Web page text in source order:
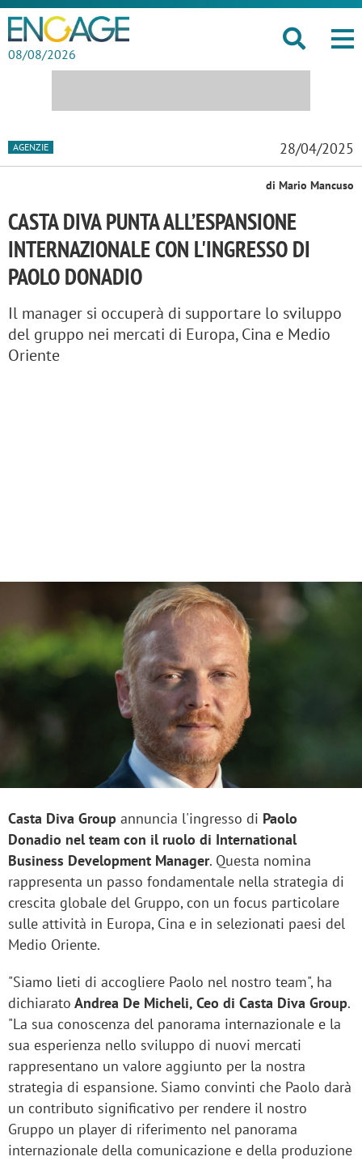
08/08/2026
AGENZIE 28/04/2025
di Mario Mancuso
CASTA DIVA PUNTA ALL’ESPANSIONE
INTERNAZIONALE CON L'INGRESSO DI
PAOLO DONADIO
Il manager si occuperà di supportare lo sviluppo
del gruppo nei mercati di Europa, Cina e Medio
Oriente
Casta Diva Group annuncia l'ingresso di Paolo
Donadio nel team con il ruolo di International
Business Development Manager. Questa nomina
rappresenta un passo fondamentale nella strategia di
crescita globale del Gruppo, con un focus particolare
sulle attività in Europa, Cina e in selezionati paesi del
Medio Oriente.
"Siamo lieti di accogliere Paolo nel nostro team", ha
dichiarato Andrea De Micheli, Ceo di Casta Diva Group.
"La sua conoscenza del panorama internazionale e la
sua esperienza nello sviluppo di nuovi mercati
rappresentano un valore aggiunto per la nostra
strategia di espansione. Siamo convinti che Paolo darà
un contributo significativo per rendere il nostro
Gruppo un player di riferimento nel panorama
internazionale della comunicazione e della produzione